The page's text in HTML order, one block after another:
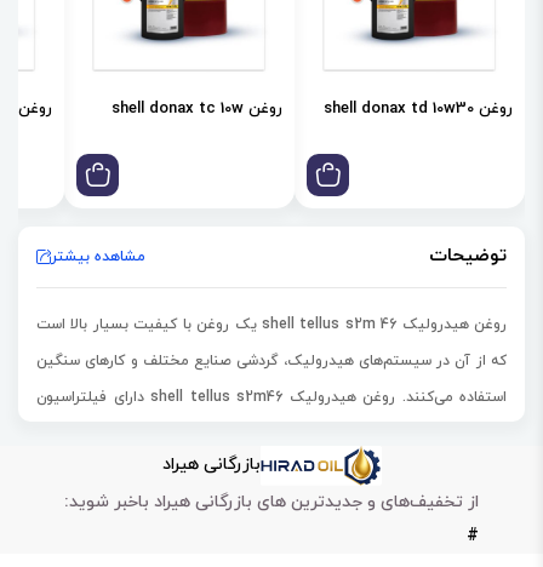
روغن shell donax td 10w30 روغن shell donax tc 10w روغن shell donax td 85w
توضیحات مشاهده بیشتر
روغن هیدرولیک shell tellus s2m 46 یک روغن با کیفیت بسیار بالا است
که از آن در سیستم‌های هیدرولیک، گردشی صنایع مختلف و کارهای سنگین
استفاده می‌کنند. روغن هیدرولیک shell tellus s2m46 دارای فیلتراسیون
اکسیداسیون بسیار مقاوم است. این محصول سبب کاهش دما، خوردگی و
زنگ‌زدگی می‌شود.
بازرگانی هیراد
از تخفیف‌های و جدیدترین های بازرگانی هیراد باخبر شوید:
#